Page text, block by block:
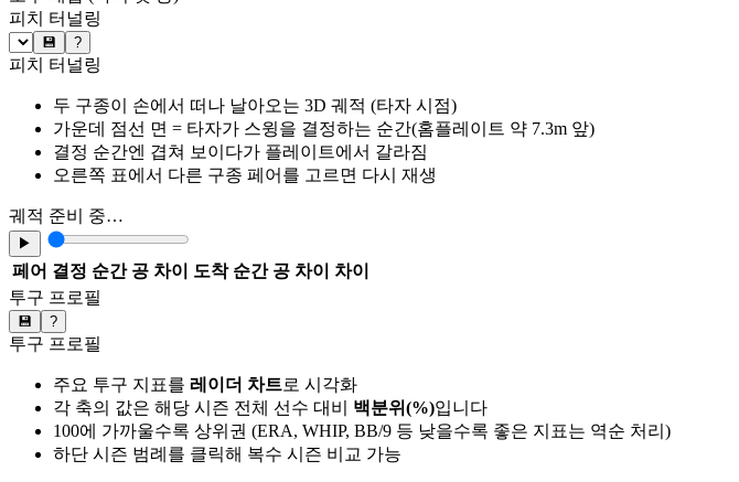
피치 터널링
💾 ?
피치 터널링
두 구종이 손에서 떠나 날아오는 3D 궤적 (타자 시점)
가운데 점선 면 = 타자가 스윙을 결정하는 순간(홈플레이트 약 7.3m 앞)
결정 순간엔 겹쳐 보이다가 플레이트에서 갈라짐
오른쪽 표에서 다른 구종 페어를 고르면 다시 재생
궤적 준비 중…
▶
페어 결정 순간 공 차이 도착 순간 공 차이
차이
투구 프로필
💾 ?
투구 프로필
주요 투구 지표를 레이더 차트로 시각화
각 축의 값은 해당 시즌 전체 선수 대비 백분위(%)입니다
100에 가까울수록 상위권 (ERA, WHIP, BB/9 등 낮을수록 좋은 지표는 역순 처리)
하단 시즌 범례를 클릭해 복수 시즌 비교 가능